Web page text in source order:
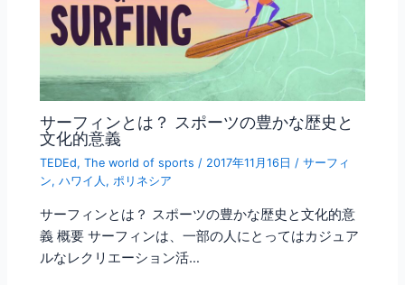
サーフィンとは？ スポーツの豊かな歴史と
文化的意義
TEDEd,The world of sports / 2017年11月16日/サーフィ
ン,ハワイ人 ,ポリネシア
サーフィンとは？ スポーツの豊かな歴史と文化的意
義 概要 サーフィンは、一部の人にとってはカジュア
ルなレクリエーション活…